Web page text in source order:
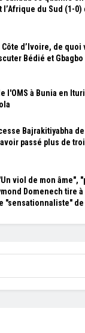
du Sud (1-0)
Côte d’Ivoire, de
Bédié et Gbagbo
l'OMS à Bunia en
Bajrakitiyabha
passé plus de
viol de mon âme",
Domenech tire
"sensationnaliste"